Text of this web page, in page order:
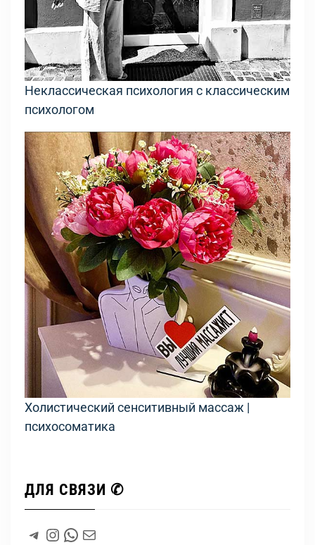
Неклассическая психология с классическим
психологом
Холистический сенситивный массаж |
психосоматика
ДЛЯ СВЯЗИ ✆
# Instagram
WhatsApp
#